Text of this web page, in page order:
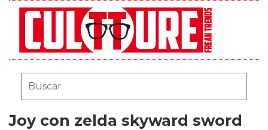
Joy con zelda skyward sword